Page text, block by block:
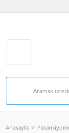
Anasayfa